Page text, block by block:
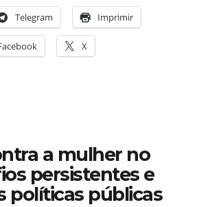
Telegram Imprimir
X
a mulher no
persistentes e
políticas públicas